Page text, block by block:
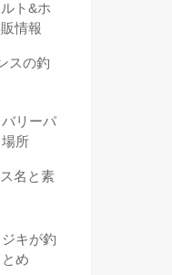
ト&ホ
情報
スの釣
バリーパ
所
名と素
キが釣
め